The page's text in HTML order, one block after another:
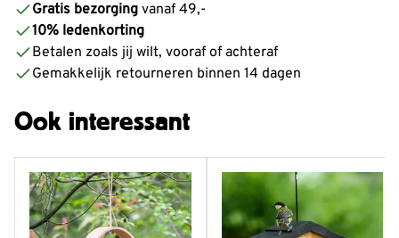
Gratis bezorging vanaf 49,-
10% ledenkorting
Betalen zoals jij wilt, vooraf of achteraf
Gemakkelijk retourneren binnen 14 dagen
Ook interessant